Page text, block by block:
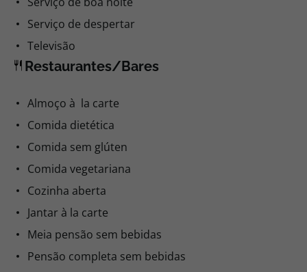
Serviço de Limpeza
Serviço de boa noite
Serviço de despertar
Televisão
Restaurantes/Bares
Almoço à la carte
Comida dietética
Comida sem glúten
Comida vegetariana
Cozinha aberta
Jantar à la carte
Meia pensão sem bebidas